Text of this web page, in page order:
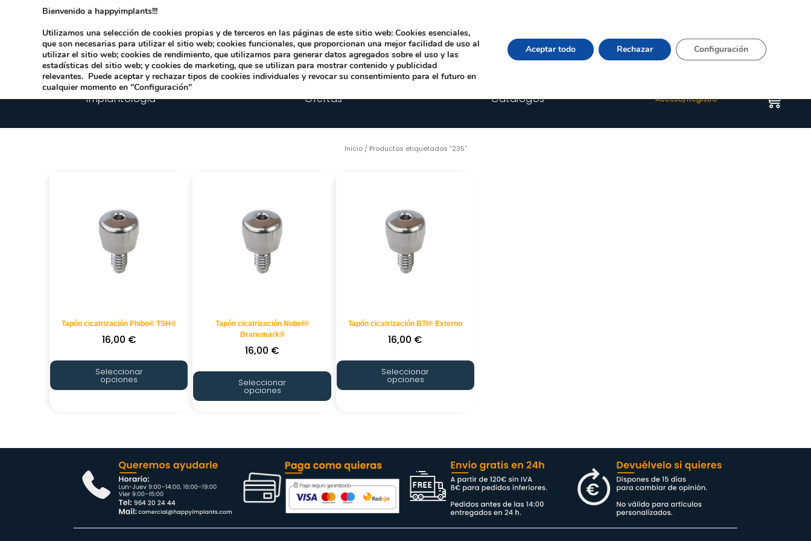
Dirección:
Quienes somos Happyblog Contacto
Implantologia Ofertas Catálogos Acceso/Registro
Inicio/ Productos etiquetados “235”
Tapón cicatrización Phibo® TSH®
16,00 €
Seleccionar
opciones
Tapón cicatrización Nobel®
Branemark®
16,00 €
Seleccionar
opciones
Tapón cicatrización BTI® Externo
16,00 €
Seleccionar
opciones
Bienvenido a happyimplants!!!
Utilizamos una selección de cookies propias y de terceros en las páginas de este sitio web: Cookies esenciales,
que son necesarias para utilizar el sitio web; cookies funcionales, que proporcionan una mejor facilidad de uso al
utilizar el sitio web; cookies de rendimiento, que utilizamos para generar datos agregados sobre el uso y las
estadísticas del sitio web; y cookies de marketing, que se utilizan para mostrar contenido y publicidad
relevantes. Puede aceptar y rechazar tipos de cookies individuales y revocar su consentimiento para el futuro en
cualquier momento en "Configuración"
Aceptar todo Rechazar Configuración